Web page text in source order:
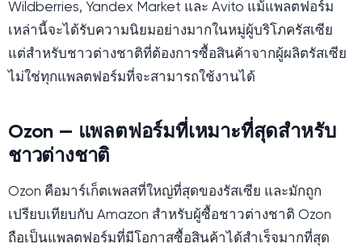
Wildberries, Yandex Market และ Avito แม้แพลตฟอร์ม
เหล่านี้จะได้รับความนิยมอย่างมากในหมู่ผู้บริโภครัสเซีย
แต่สำหรับชาวต่างชาติที่ต้องการซื้อสินค้าจากผู้ผลิตรัสเซีย
ไม่ใช่ทุกแพลตฟอร์มที่จะสามารถใช้งานได้
Ozon — แพลตฟอร์มที่เหมาะที่สุดสำหรับ
ชาวต่างชาติ
Ozon คือมาร์เก็ตเพลสที่ใหญ่ที่สุดของรัสเซีย และมักถูก
เปรียบเทียบกับ Amazon สำหรับผู้ซื้อชาวต่างชาติ Ozon
ถือเป็นแพลตฟอร์มที่มีโอกาสซื้อสินค้าได้สำเร็จมากที่สุด